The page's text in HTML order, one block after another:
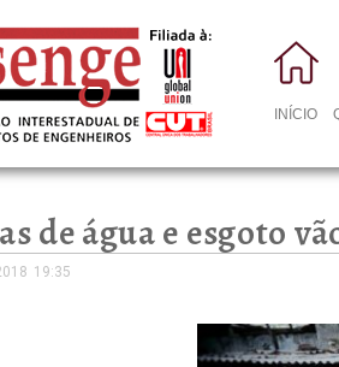
INÍCIO
de água e esgoto
19:35